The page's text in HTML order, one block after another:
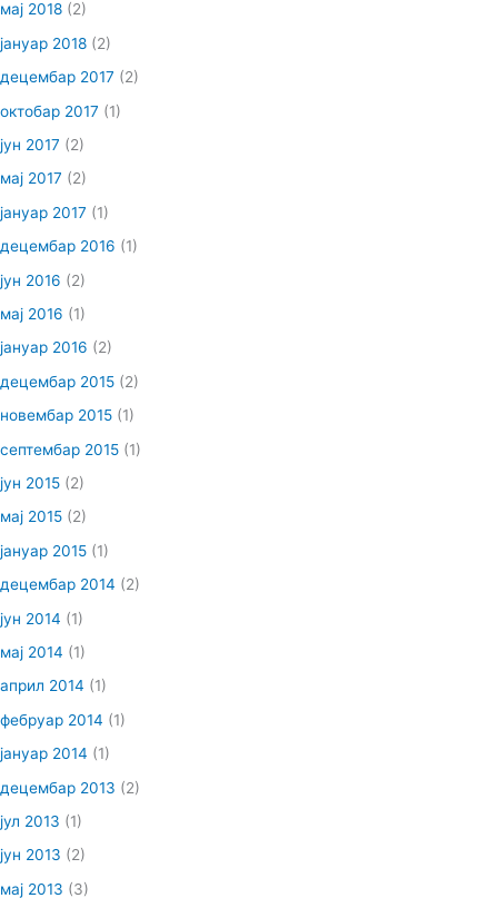
мај 2018 (2)
јануар 2018 (2)
децембар 2017 (2)
октобар 2017 (1)
јун 2017 (2)
мај 2017 (2)
јануар 2017 (1)
децембар 2016 (1)
јун 2016 (2)
мај 2016 (1)
јануар 2016 (2)
децембар 2015 (2)
новембар 2015 (1)
септембар 2015 (1)
јун 2015 (2)
мај 2015 (2)
јануар 2015 (1)
децембар 2014 (2)
јун 2014 (1)
мај 2014 (1)
април 2014 (1)
фебруар 2014 (1)
јануар 2014 (1)
децембар 2013 (2)
јул 2013 (1)
јун 2013 (2)
мај 2013 (3)